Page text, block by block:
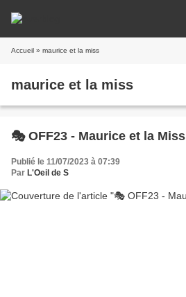
Accueil » maurice et la miss
maurice et la miss
🎭 OFF23 - Maurice et la Miss
Publié le 11/07/2023 à 07:39
Par L'Oeil de S